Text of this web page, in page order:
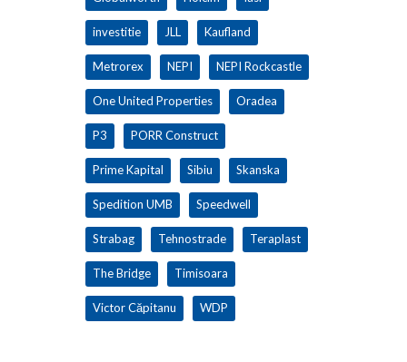
investitie JLL Kaufland
Metrorex NEPI NEPI Rockcastle
One United Properties Oradea
P3 PORR Construct
Prime Kapital Sibiu Skanska
Spedition UMB Speedwell
Strabag Tehnostrade Teraplast
The Bridge Timisoara
Victor Căpitanu WDP